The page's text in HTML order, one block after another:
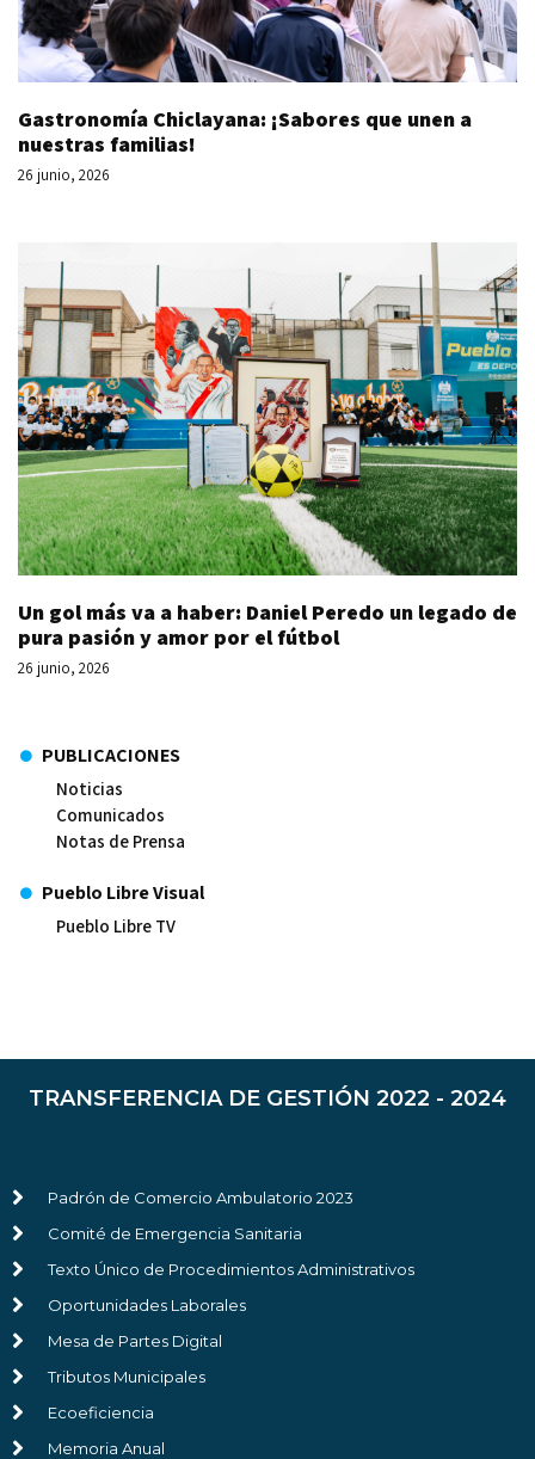
Gastronomía Chiclayana: ¡Sabores que unen a
nuestras familias!
26 junio, 2026
Un gol más va a haber: Daniel Peredo un legado de
pura pasión y amor por el fútbol
26 junio, 2026
PUBLICACIONES
Noticias
Comunicados
Notas de Prensa
Pueblo Libre Visual
Pueblo Libre TV
TRANSFERENCIA DE GESTIÓN 2022 - 2024
Padrón de Comercio Ambulatorio 2023
Comité de Emergencia Sanitaria
Texto Único de Procedimientos Administrativos
Oportunidades Laborales
Mesa de Partes Digital
Tributos Municipales
Ecoeficiencia
Memoria Anual